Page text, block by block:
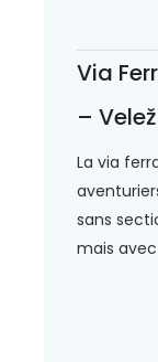
Via
– Velež
La via
sans
mais avec